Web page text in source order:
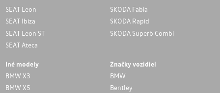
SEAT Leon
SEAT Ibiza
SEAT Leon ST
SEAT Ateca
SKODA Fabia
SKODA Rapid
SKODA Superb Combi
Iné modely
BMW X3
BMW X5
Značky vozidiel
BMW
Bentley